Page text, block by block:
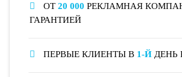
ОТ 20 000 РЕКЛАМНАЯ
ГАРАНТИЕЙ
ПЕРВЫЕ КЛИЕНТЫ В 1-Й ДЕНЬ